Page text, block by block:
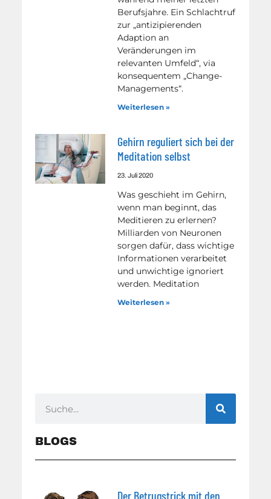
Berufsjahre. Ein Schlachtruf
zur „antizipierenden
Adaption an
Veränderungen im
relevanten Umfeld“, via
konsequentem „Change-
Managements“.
Weiterlesen »
Gehirn reguliert sich bei der
Meditation selbst
23. Juli 2020
Was geschieht im Gehirn,
wenn man beginnt, das
Meditieren zu erlernen?
Milliarden von Neuronen
sorgen dafür, dass wichtige
Informationen verarbeitet
und unwichtige ignoriert
werden. Meditation
Weiterlesen »
BLOGS
Der Betrugstrick mit den